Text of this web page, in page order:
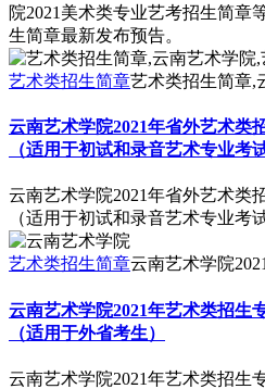
院2021美术类专业艺考招生简章
生简章最新发布预告。
艺术类招生简章艺术类招生简章,
云南艺术学院2021年省外艺术类
（适用于初试和录音艺术专业考试
云南艺术学院2021年省外艺术类
（适用于初试和录音艺术专业考试
艺术类招生简章云南艺术学院
云南艺术学院2021年艺术类招生
（适用于外省考生）
云南艺术学院2021年艺术类招生